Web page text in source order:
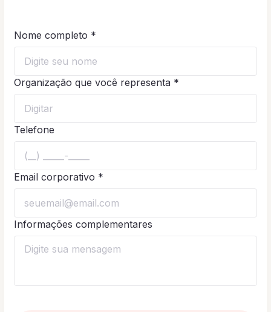
Nome completo *
Organização que você representa *
Telefone
Email corporativo *
Informações complementares